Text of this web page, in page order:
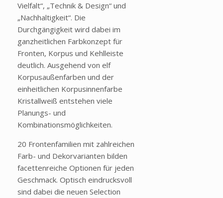
Vielfalt“, „Technik & Design“ und
„Nachhaltigkeit“. Die
Durchgängigkeit wird dabei im
ganzheitlichen Farbkonzept für
Fronten, Korpus und Kehlleiste
deutlich. Ausgehend von elf
Korpusaußenfarben und der
einheitlichen Korpusinnenfarbe
Kristallweiß entstehen viele
Planungs- und
Kombinationsmöglichkeiten.
20 Frontenfamilien mit zahlreichen
Farb- und Dekorvarianten bilden
facettenreiche Optionen für jeden
Geschmack. Optisch eindrucksvoll
sind dabei die neuen Selection